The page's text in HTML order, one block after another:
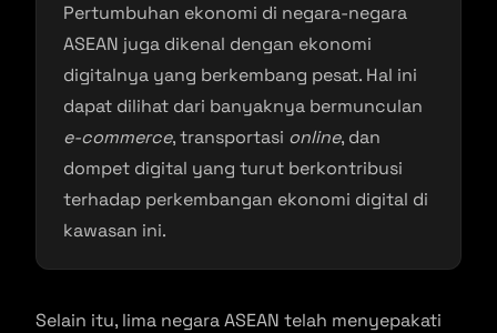
Pertumbuhan ekonomi di negara-negara
ASEAN juga dikenal dengan ekonomi
digitalnya yang berkembang pesat. Hal ini
dapat dilihat dari banyaknya bermunculan
e-commerce, transportasi online, dan
dompet digital yang turut berkontribusi
terhadap perkembangan ekonomi digital di
kawasan ini.
Selain itu, lima negara ASEAN telah menyepakati